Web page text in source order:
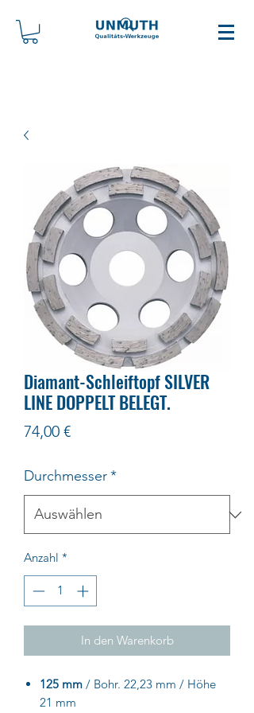
Diamant-Schleiftopf SILVER
LINE DOPPELT BELEGT.
74,00 €Preis
Durchmesser*
Anzahl *
In den Warenkorb
125 mm / Bohr. 22,23 mm / Höhe
21 mm